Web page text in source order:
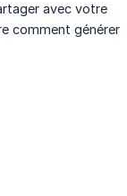
avec votre
comment générer